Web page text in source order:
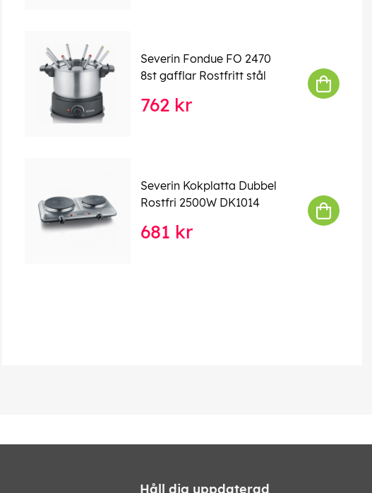
Severin Fondue FO 2470
8st gafflar Rostfritt stål
762 kr
Severin Kokplatta Dubbel
Rostfri 2500W DK1014
681 kr
Håll dig uppdaterad